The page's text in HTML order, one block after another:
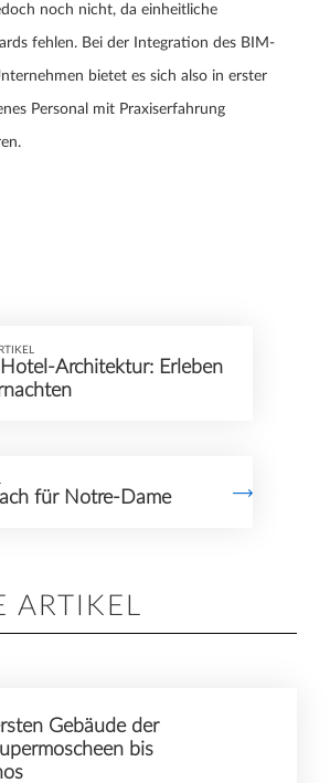
noch nicht, da einheitliche
fehlen. Bei der Integration des BIM-
bietet es sich also in erster
Personal mit Praxiserfahrung
Architektur: Erleben
für Notre-Dame
ARTIKEL
Gebäude der
bis